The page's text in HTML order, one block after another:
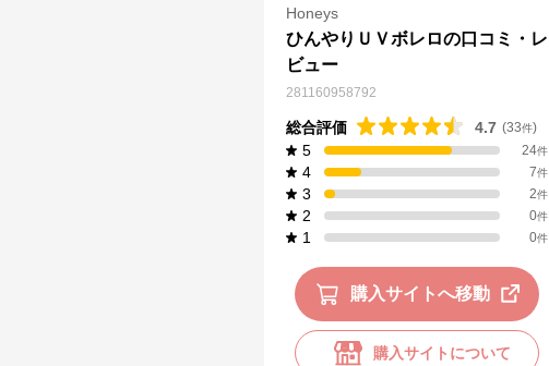
Honeys
ひんやりＵＶボレロの口コミ・レ
ビュー
281160958792
総合評価 4.7 (33件)
5 24件
4 7件
3 2件
2 0件
1 0件
購入サイトへ移動
購入サイトについて